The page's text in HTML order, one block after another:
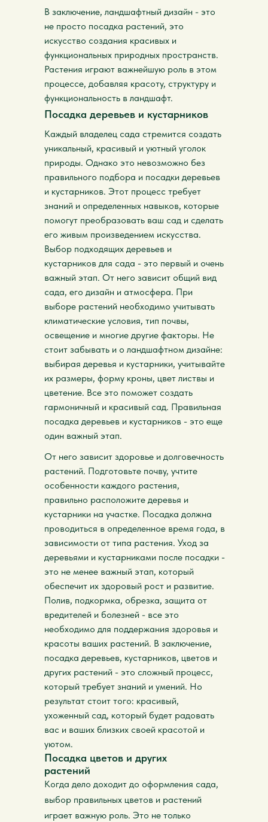
В заключение, ландшафтный дизайн - это
не просто посадка растений, это
искусство создания красивых и
функциональных природных пространств.
Растения играют важнейшую роль в этом
процессе, добавляя красоту, структуру и
функциональность в ландшафт.
Посадка деревьев и кустарников
Каждый владелец сада стремится создать
уникальный, красивый и уютный уголок
природы. Однако это невозможно без
правильного подбора и посадки деревьев
и кустарников. Этот процесс требует
знаний и определенных навыков, которые
помогут преобразовать ваш сад и сделать
его живым произведением искусства.
Выбор подходящих деревьев и
кустарников для сада - это первый и очень
важный этап. От него зависит общий вид
сада, его дизайн и атмосфера. При
выборе растений необходимо учитывать
климатические условия, тип почвы,
освещение и многие другие факторы. Не
стоит забывать и о ландшафтном дизайне:
выбирая деревья и кустарники, учитывайте
их размеры, форму кроны, цвет листвы и
цветение. Все это поможет создать
гармоничный и красивый сад. Правильная
посадка деревьев и кустарников - это еще
один важный этап.
От него зависит здоровье и долговечность
растений. Подготовьте почву, учтите
особенности каждого растения,
правильно расположите деревья и
кустарники на участке. Посадка должна
проводиться в определенное время года, в
зависимости от типа растения. Уход за
деревьями и кустарниками после посадки -
это не менее важный этап, который
обеспечит их здоровый рост и развитие.
Полив, подкормка, обрезка, защита от
вредителей и болезней - все это
необходимо для поддержания здоровья и
красоты ваших растений. В заключение,
посадка деревьев, кустарников, цветов и
других растений - это сложный процесс,
который требует знаний и умений. Но
результат стоит того: красивый,
ухоженный сад, который будет радовать
вас и ваших близких своей красотой и
уютом.
Посадка цветов и других
растений
Когда дело доходит до оформления сада,
выбор правильных цветов и растений
играет важную роль. Это не только